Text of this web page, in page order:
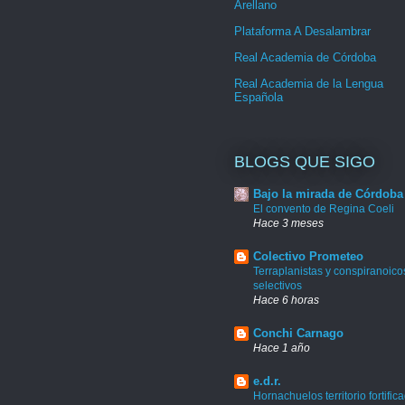
Arellano
Plataforma A Desalambrar
Real Academia de Córdoba
Real Academia de la Lengua
Española
BLOGS QUE SIGO
Bajo la mirada de Córdoba
El convento de Regina Coeli
Hace 3 meses
Colectivo Prometeo
Terraplanistas y
selectivos
Hace 6 horas
Conchi Carnago
Hace 1 año
e.d.r.
Hornachuelos territorio